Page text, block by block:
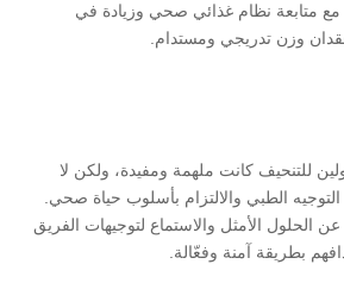
مع متابعة نظام غذائي صحي وزيادة في
وزن تدريجي ومستدام.
للتنحيف كانت ملهمة ومفيدة، ولكن لا
الطبي والالتزام بأسلوب حياة صحي.
الحلول الأمثل والاستماع لتوجيهات الفريق
بطريقة آمنة وفعّالة.